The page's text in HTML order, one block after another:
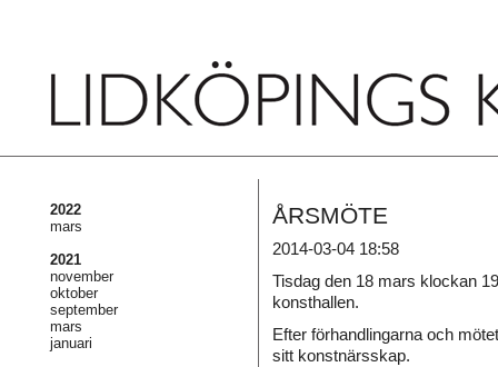
2022
mars
2021
november
oktober
september
mars
januari
ÅRSMÖTE
2014-03-04 18:58
Tisdag den 18 mars klockan
konsthallen.
Efter förhandlingarna och
sitt konstnärsskap.